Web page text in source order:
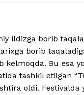
ildizga borib
borib
kelmoqda. Bu esa
tashkil etilgan
oldi.